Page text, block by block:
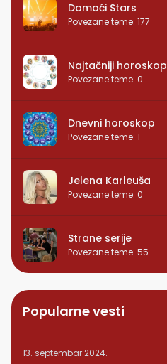
Domaći Stars
Povezane teme: 177
Najtačniji horoskop
Povezane teme: 0
Dnevni horoskop
Povezane teme: 1
Jelena Karleuša
Povezane teme: 0
Strane serije
Povezane teme: 55
Popularne vesti
13. septembar 2024.